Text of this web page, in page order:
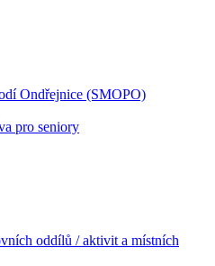
Ondřejnice (SMOPO)
pro seniory
oddílů / aktivit a místních